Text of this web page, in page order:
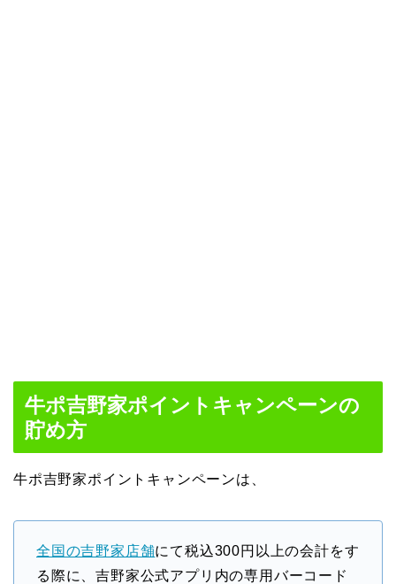
牛ポ吉野家ポイントキャンペーンの
貯め方
牛ポ吉野家ポイントキャンペーンは、
全国の吉野家店舗にて税込300円以上の会計をす
る際に、吉野家公式アプリ内の専用バーコード